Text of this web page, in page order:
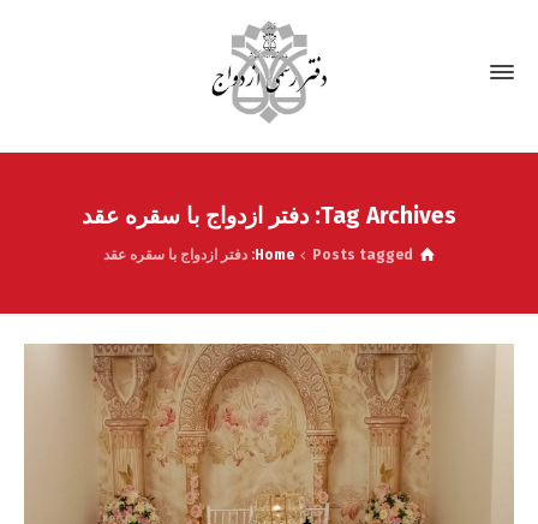
Tag Archives: دفتر ازدواج با سقره عقد
Home Posts tagged: دفتر ازدواج با سقره عقد